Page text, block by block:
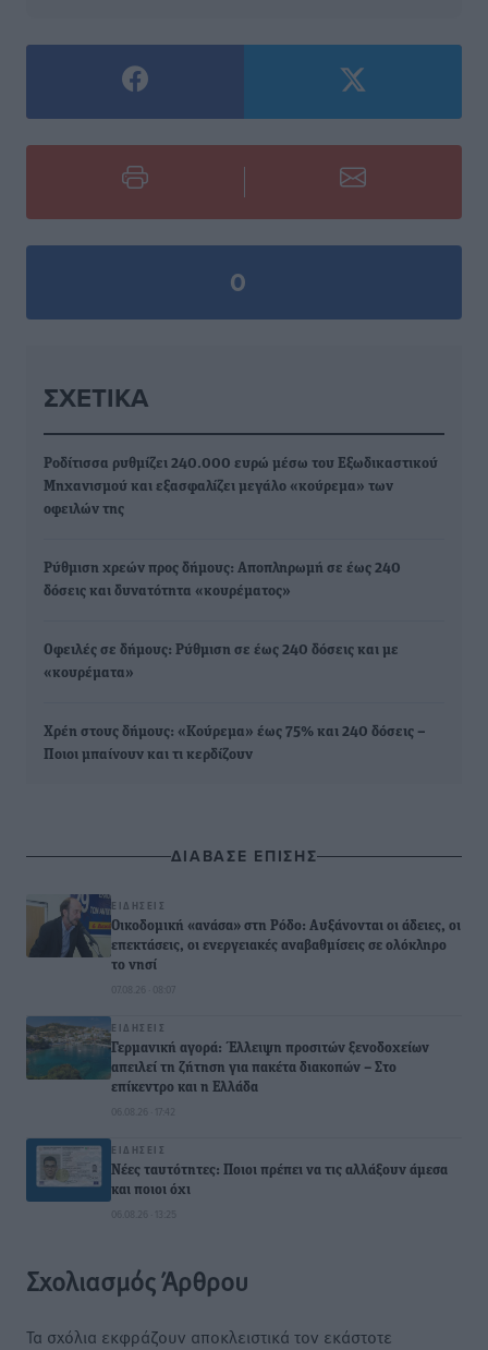
0
ΣΧΕΤΙΚΆ
Ροδίτισσα ρυθμίζει 240.000 ευρώ μέσω του Εξωδικαστικού
Μηχανισμού και εξασφαλίζει μεγάλο «κούρεμα» των
οφειλών της
Ρύθμιση χρεών προς δήμους: Αποπληρωμή σε έως 240
δόσεις και δυνατότητα «κουρέματος»
Οφειλές σε δήμους: Ρύθμιση σε έως 240 δόσεις και με
«κουρέματα»
Χρέη στους δήμους: «Κούρεμα» έως 75% και 240 δόσεις –
Ποιοι μπαίνουν και τι κερδίζουν
ΔΙΑΒΑΣΕ ΕΠΙΣΗΣ
ΕΙΔΉΣΕΙΣ
Οικοδομική «ανάσα» στη Ρόδο: Αυξάνονται οι άδειες, οι
επεκτάσεις, οι ενεργειακές αναβαθμίσεις σε ολόκληρο
το νησί
07.08.26 · 08:07
ΕΙΔΉΣΕΙΣ
Γερμανική αγορά: Έλλειψη προσιτών ξενοδοχείων
απειλεί τη ζήτηση για πακέτα διακοπών – Στο
επίκεντρο και η Ελλάδα
06.08.26 · 17:42
ΕΙΔΉΣΕΙΣ
Νέες ταυτότητες: Ποιοι πρέπει να τις αλλάξουν άμεσα
και ποιοι όχι
06.08.26 · 13:25
Σχολιασμός Άρθρου
Τα σχόλια εκφράζουν αποκλειστικά τον εκάστοτε